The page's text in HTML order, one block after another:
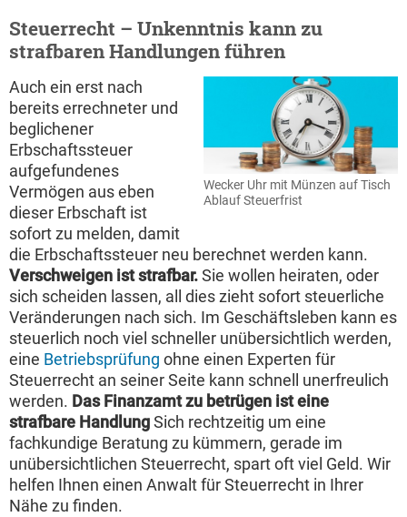
Steuerrecht – Unkenntnis kann zu
strafbaren Handlungen führen
Wecker Uhr mit Münzen auf Tisch
Ablauf Steuerfrist
Auch ein erst nach
bereits errechneter und
beglichener
Erbschaftssteuer
aufgefundenes
Vermögen aus eben
dieser Erbschaft ist
sofort zu melden, damit
die Erbschaftssteuer neu berechnet werden kann.
Verschweigen ist strafbar.Sie wollen heiraten, oder
sich scheiden lassen, all dies zieht sofort steuerliche
Veränderungen nach sich. Im Geschäftsleben kann es
steuerlich noch viel schneller unübersichtlich werden,
eine Betriebsprüfung ohne einen Experten für
Steuerrecht an seiner Seite kann schnell unerfreulich
werden. Das Finanzamt zu betrügen ist eine
strafbare HandlungSich rechtzeitig um eine
fachkundige Beratung zu kümmern, gerade im
unübersichtlichen Steuerrecht, spart oft viel Geld. Wir
helfen Ihnen einen Anwalt für Steuerrecht in Ihrer
Nähe zu finden.